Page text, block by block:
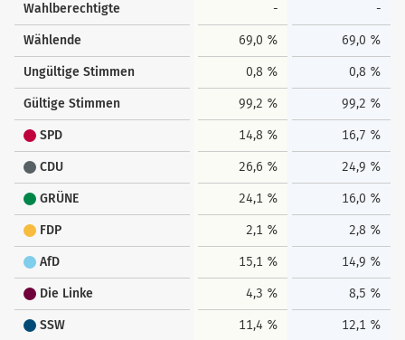
Wahlberechtigte - -
Wählende 69,0 % 69,0 %
Ungültige Stimmen 0,8 % 0,8 %
Gültige Stimmen 99,2 % 99,2 %
SPD 14,8 % 16,7 %
CDU 26,6 % 24,9 %
GRÜNE 24,1 % 16,0 %
FDP 2,1 % 2,8 %
AfD 15,1 % 14,9 %
Die Linke 4,3 % 8,5 %
SSW 11,4 % 12,1 %